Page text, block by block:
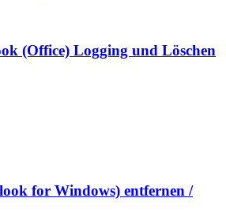
(Office) Logging und Löschen
for Windows) entfernen /